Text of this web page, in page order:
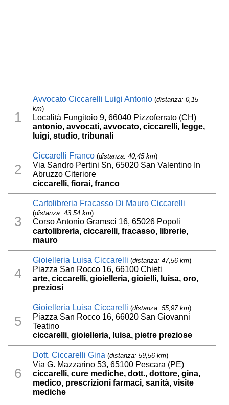
1
Avvocato Ciccarelli Luigi Antonio (distanza: 0,15
km)
Località Fungitoio 9, 66040 Pizzoferrato (CH)
antonio, avvocati, avvocato, ciccarelli, legge,
luigi, studio, tribunali
2
Ciccarelli Franco (distanza: 40,45 km)
Via Sandro Pertini Sn, 65020 San Valentino In
Abruzzo Citeriore
ciccarelli, fiorai, franco
3
Cartolibreria Fracasso Di Mauro Ciccarelli
(distanza: 43,54 km)
Corso Antonio Gramsci 16, 65026 Popoli
cartolibreria, ciccarelli, fracasso, librerie,
mauro
4
Gioielleria Luisa Ciccarelli (distanza: 47,56 km)
Piazza San Rocco 16, 66100 Chieti
arte, ciccarelli, gioielleria, gioielli, luisa, oro,
preziosi
5
Gioielleria Luisa Ciccarelli (distanza: 55,97 km)
Piazza San Rocco 16, 66020 San Giovanni
Teatino
ciccarelli, gioielleria, luisa, pietre preziose
6
Dott. Ciccarelli Gina (distanza: 59,56 km)
Via G. Mazzarino 53, 65100 Pescara (PE)
ciccarelli, cure mediche, dott., dottore, gina,
medico, prescrizioni farmaci, sanità, visite
mediche